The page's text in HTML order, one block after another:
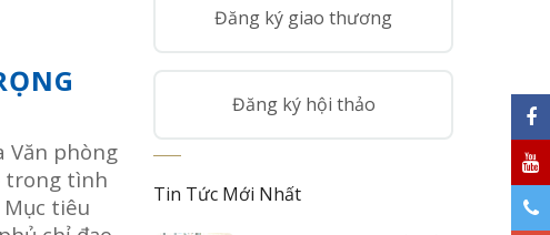
Văn phòng
trong tình
tiêu
Đăng ký giao thương
Đăng ký hội thảo
Tin Tức Mới Nhất